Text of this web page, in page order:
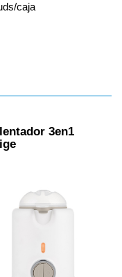
caja
3en1